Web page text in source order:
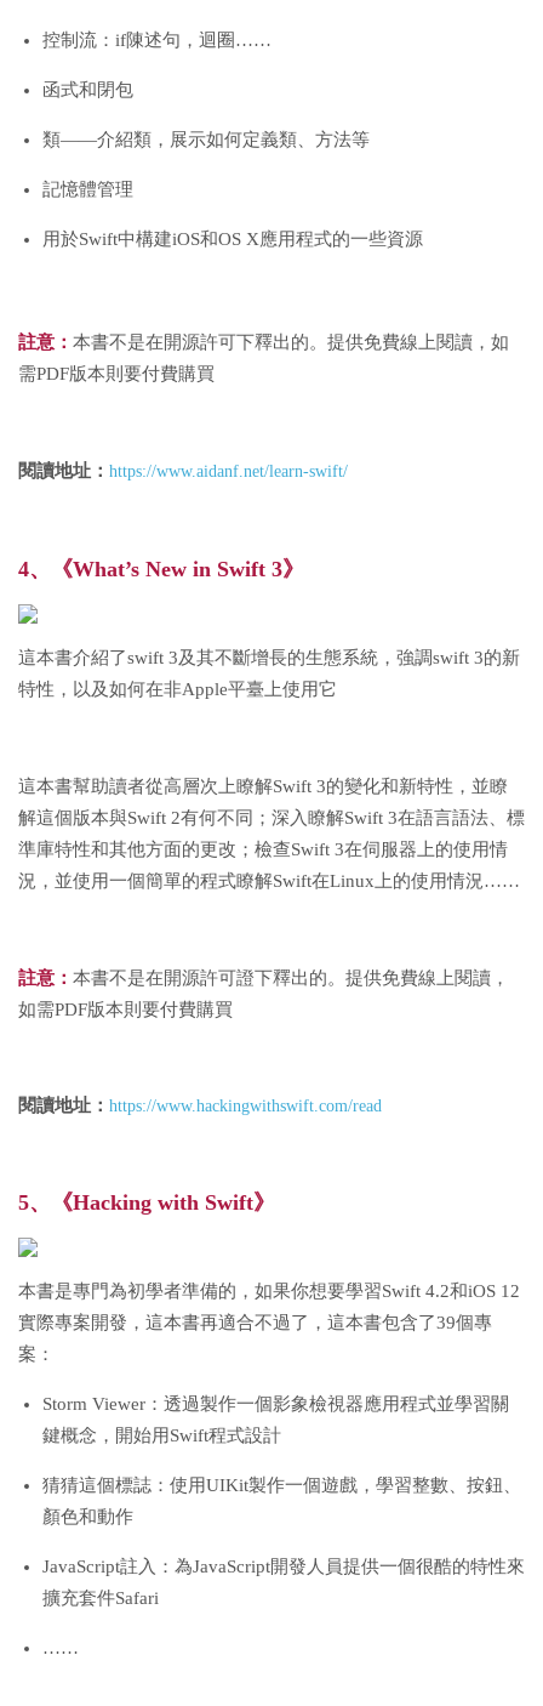
控制流：if陳述句，迴圈……
函式和閉包
類——介紹類，展示如何定義類、方法等
記憶體管理
用於Swift中構建iOS和OS X應用程式的一些資源
註意： 本書不是在開源許可下釋出的。提供免費線上閱讀，如
需PDF版本則要付費購買
閱讀地址： https://www.aidanf.net/learn-swift/
4、《What’s New in Swift 3》
這本書介紹了swift 3及其不斷增長的生態系統，強調swift 3的新
特性，以及如何在非Apple平臺上使用它
這本書幫助讀者從高層次上瞭解Swift 3的變化和新特性，並瞭
解這個版本與Swift 2有何不同；深入瞭解Swift 3在語言語法、標
準庫特性和其他方面的更改；檢查Swift 3在伺服器上的使用情
況，並使用一個簡單的程式瞭解Swift在Linux上的使用情況……
註意： 本書不是在開源許可證下釋出的。 提供免費線上閱讀，
如需PDF版本則要付費購買
閱讀地址： https://www.hackingwithswift.com/read
5、《Hacking with Swift》
本書是專門為初學者準備的，如果你想要學習Swift 4.2和iOS 12
實際專案開發，這本書再適合不過了，這本書包含了39個專
案：
Storm Viewer：透過製作一個影象檢視器應用程式並學習關
鍵概念，開始用Swift程式設計
猜猜這個標誌：使用UIKit製作一個遊戲，學習整數、按鈕、
顏色和動作
JavaScript註入：為JavaScript開發人員提供一個很酷的特性來
擴充套件Safari
……